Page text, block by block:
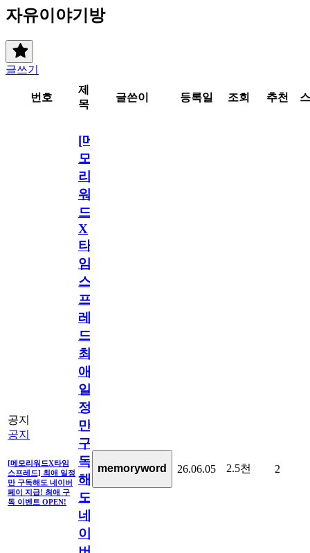
자유이야기방
글쓰기
번호
제
목
글쓴이 등록일 조회 추천
공지
공지
[메모리워드X타임
스프레드] 최애 일정
만 구독해도 네이버
페이 지급! 최애 구
독 이벤트 OPEN!
[메
모
리
워
드
X
타
임
스
프
레
드]
최
애
일
정
만
구
독
해
도
네
이
memoryword 26.06.05 2.5천 2